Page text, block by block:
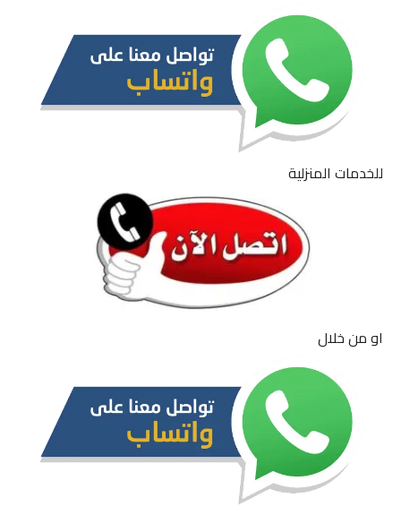
للخدمات المنزلية
او من خلال